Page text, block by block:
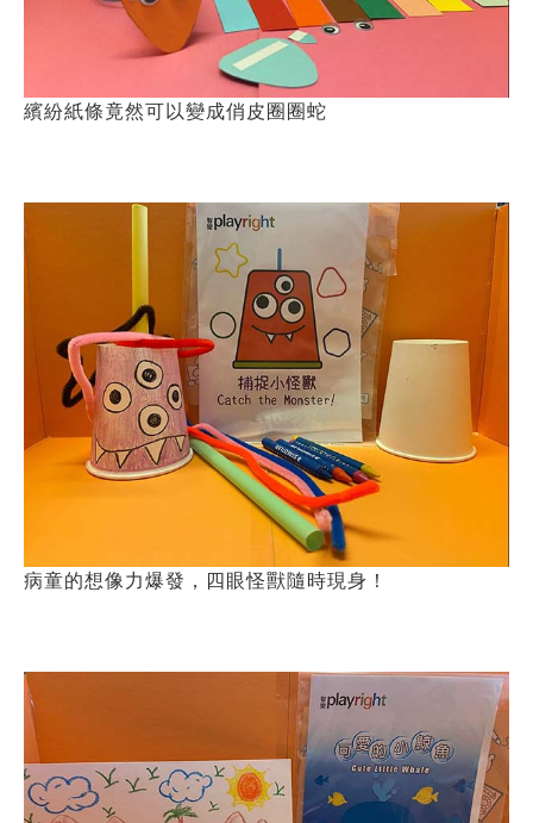
繽紛紙條竟然可以變成俏皮圈圈蛇
病童的想像力爆發，四眼怪獸隨時現身！